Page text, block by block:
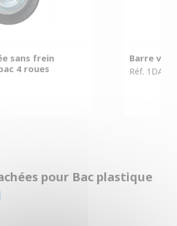
sans frein
4 roues
Barre
Réf.
pour Bac plastique